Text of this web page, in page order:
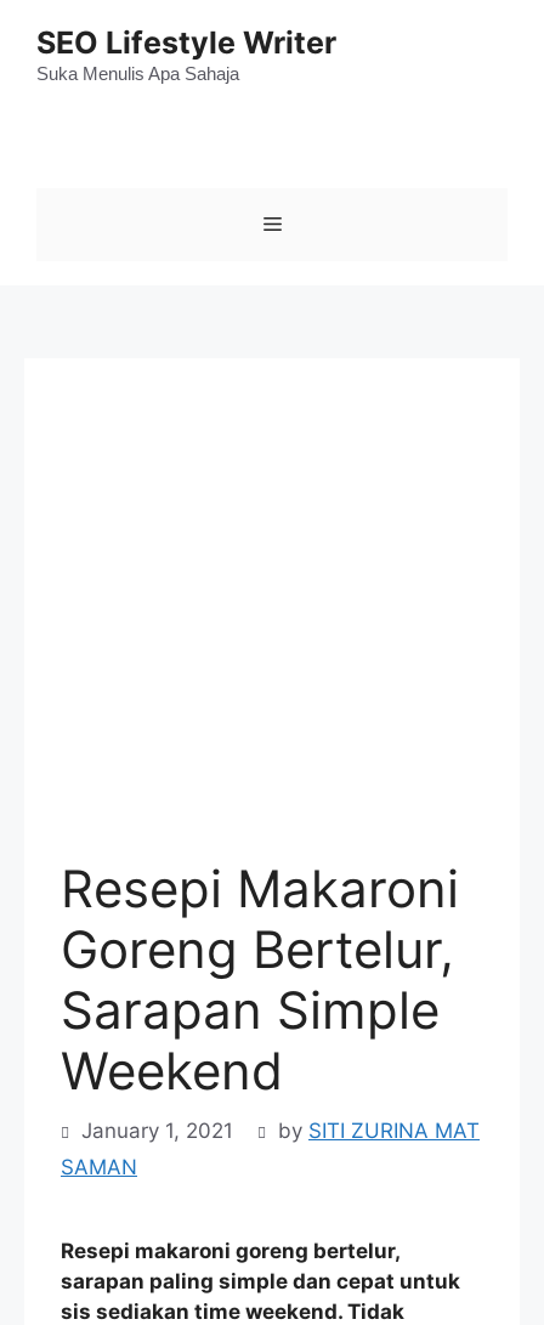
content
SEO Lifestyle Writer
Suka Menulis Apa Sahaja
Menu
Resepi Makaroni
Goreng Bertelur,
Sarapan Simple
Weekend
January 1, 2021 by SITI ZURINA MAT
SAMAN
Resepi makaroni goreng bertelur,
sarapan paling simple dan cepat untuk
sis sediakan time weekend. Tidak